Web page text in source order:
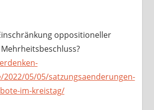
oppositioneller
05/05/satzungsaenderungen-
im-kreistag/